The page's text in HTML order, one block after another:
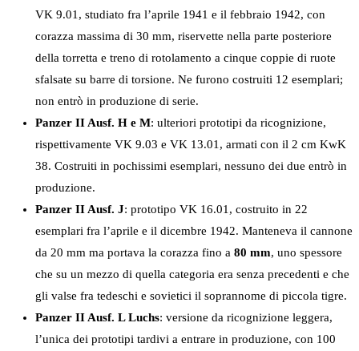
VK 9.01, studiato fra l’aprile 1941 e il febbraio 1942, con
corazza massima di 30 mm, riservette nella parte posteriore
della torretta e treno di rotolamento a cinque coppie di ruote
sfalsate su barre di torsione. Ne furono costruiti 12 esemplari;
non entrò in produzione di serie.
Panzer II Ausf. H e M: ulteriori prototipi da ricognizione,
rispettivamente VK 9.03 e VK 13.01, armati con il 2 cm KwK
38. Costruiti in pochissimi esemplari, nessuno dei due entrò in
produzione.
Panzer II Ausf. J: prototipo VK 16.01, costruito in 22
esemplari fra l’aprile e il dicembre 1942. Manteneva il cannone
da 20 mm ma portava la corazza fino a 80 mm, uno spessore
che su un mezzo di quella categoria era senza precedenti e che
gli valse fra tedeschi e sovietici il soprannome di piccola tigre.
Panzer II Ausf. L Luchs: versione da ricognizione leggera,
l’unica dei prototipi tardivi a entrare in produzione, con 100